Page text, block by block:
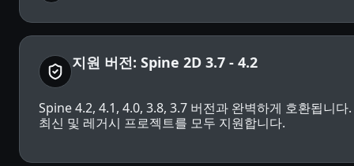
지원 버전: Spine 2D 3.7 - 4.2
Spine 4.2, 4.1, 4.0, 3.8, 3.7 버전과 완벽하게 호환됩니다.
최신 및 레거시 프로젝트를 모두 지원합니다.